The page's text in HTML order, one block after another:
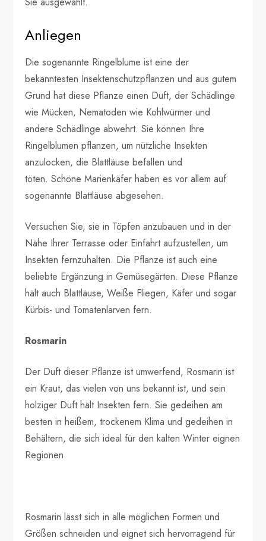
Anliegen
Die sogenannte Ringelblume ist eine der
bekanntesten Insektenschutzpflanzen und aus gutem
Grund hat diese Pflanze einen Duft, der Schädlinge
wie Mücken, Nematoden wie Kohlwürmer und
andere Schädlinge abwehrt. Sie können Ihre
Ringelblumen pflanzen, um nützliche Insekten
anzulocken, die Blattläuse befallen und
töten. Schöne Marienkäfer haben es vor allem auf
sogenannte Blattläuse abgesehen.
Versuchen Sie, sie in Töpfen anzubauen und in der
Nähe Ihrer Terrasse oder Einfahrt aufzustellen, um
Insekten fernzuhalten. Die Pflanze ist auch eine
beliebte Ergänzung in Gemüsegärten. Diese Pflanze
hält auch Blattläuse, Weiße Fliegen, Käfer und sogar
Kürbis- und Tomatenlarven fern.
Rosmarin
Der Duft dieser Pflanze ist umwerfend, Rosmarin ist
ein Kraut, das vielen von uns bekannt ist, und sein
holziger Duft hält Insekten fern. Sie gedeihen am
besten in heißem, trockenem Klima und gedeihen in
Behältern, die sich ideal für den kalten Winter eignen
Regionen.
Rosmarin lässt sich in alle möglichen Formen und
Größen schneiden und eignet sich hervorragend für